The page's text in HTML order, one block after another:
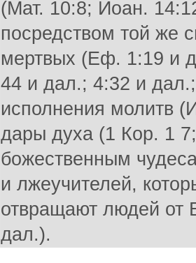
(Мат. 10:8; Иоан.
посредством той же
мертвых (Еф. 1:19 и
44 и дал.; 4:32 и
исполнения молитв
дары духа (1 Кор. 1
божественным
и лжеучителей,
отвращают людей от
дал.).